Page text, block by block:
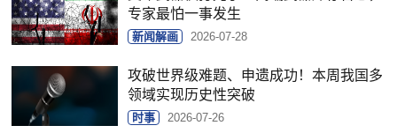
专家最怕一事发生
新闻解画 2026-07-28
攻破世界级难题、申遗成功！本周我国多
领域实现历史性突破
时事 2026-07-26